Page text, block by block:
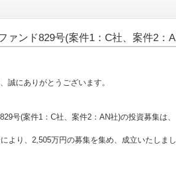
ァンド829号(案件1：C社、案件2：
誠にありがとうございます。
号(案件1：C社、案件2：AN社)の投資募集は、
より、2,505万円の募集を集め、成立いたしま